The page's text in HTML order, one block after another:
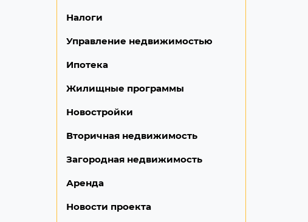
Налоги
Управление недвижимостью
Ипотека
Жилищные программы
Новостройки
Вторичная недвижимость
Загородная недвижимость
Аренда
Новости проекта